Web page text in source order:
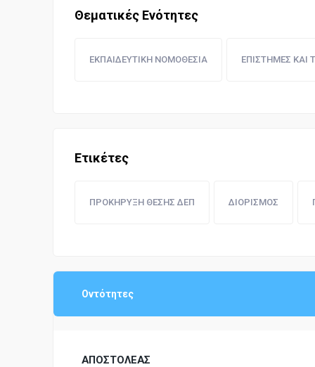
Θεματικές Ενότητες
ΕΚΠΑΙΔΕΥΤΙΚΗ ΝΟΜΟΘΕΣΙΑ ΕΠΙΣΤΗΜΕΣ ΚΑΙ
Ετικέτες
ΠΡΟΚΗΡΥΞΗ ΘΕΣΗΣ ΔΕΠ ΔΙΟΡΙΣΜΟΣ
Οντότητες
ΑΠΟΣΤΟΛΕΑΣ